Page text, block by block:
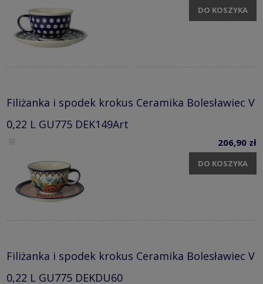
DO KOSZYKA
Filiżanka i spodek krokus Ceramika Bolesławiec V
0,22 L GU775 DEK149Art
206,90 zł
DO KOSZYKA
Filiżanka i spodek krokus Ceramika Bolesławiec V
0,22 L GU775 DEKDU60